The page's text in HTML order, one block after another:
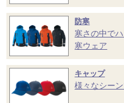
防寒
寒さの中で
寒ウェア
キャップ
様々なシー